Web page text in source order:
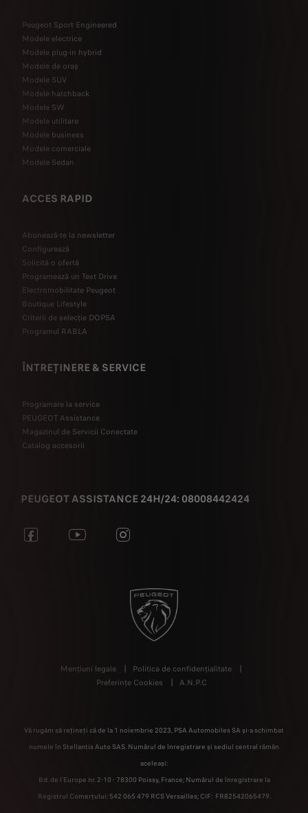
Peugeot Sport Engineered
Modele electrice
Modele plug-in hybrid
Modele de oraș
Modele SUV
Modele hatchback
Modele SW
Modele utilitare
Modele business
Modele comerciale
Modele Sedan
ACCES RAPID
Abonează-te la newsletter
Configurează
Solicită o ofertă
Programează un Test Drive
Electromobilitate Peugeot
Boutique Lifestyle
Criterii de selecție DOPSA
Programul RABLA
ÎNTREȚINERE & SERVICE
Programare la service
PEUGEOT Assistance
Magazinul de Servicii Conectate
Catalog accesorii
PEUGEOT ASSISTANCE 24H/24: 08008442424
Mențiuni legale
Politica de confidențialitate
Preferințe Cookies
A.N.P.C
Vă rugăm să rețineți că de la 1 noiembrie 2023, PSA Automobiles SA și-a schimbat
numele în Stellantis Auto SAS. Numărul de înregistrare și sediul central rămân
aceleași:
Bd. de l'Europe nr. 2-10 - 78300 Poissy, France; Numărul de înregistrare la
Registrul Comerțului: 542 065 479 RCS Versailles; CIF: FR82542065479.